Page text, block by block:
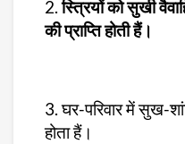
2.स्त्रियों को सुखी
की प्राप्ति होती हैं।
3. घर-परिवार में सुख-
होता हैं।